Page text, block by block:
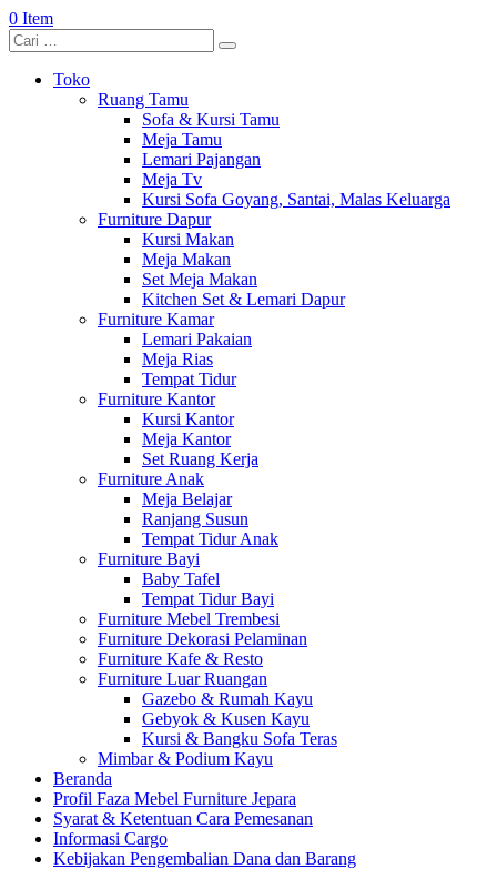
0 Item
Toko
Ruang Tamu
Sofa & Kursi Tamu
Meja Tamu
Lemari Pajangan
Meja Tv
Kursi Sofa Goyang, Santai, Malas Keluarga
Furniture Dapur
Kursi Makan
Meja Makan
Set Meja Makan
Kitchen Set & Lemari Dapur
Furniture Kamar
Lemari Pakaian
Meja Rias
Tempat Tidur
Furniture Kantor
Kursi Kantor
Meja Kantor
Set Ruang Kerja
Furniture Anak
Meja Belajar
Ranjang Susun
Tempat Tidur Anak
Furniture Bayi
Baby Tafel
Tempat Tidur Bayi
Furniture Mebel Trembesi
Furniture Dekorasi Pelaminan
Furniture Kafe & Resto
Furniture Luar Ruangan
Gazebo & Rumah Kayu
Gebyok & Kusen Kayu
Kursi & Bangku Sofa Teras
Mimbar & Podium Kayu
Beranda
Profil Faza Mebel Furniture Jepara
Syarat & Ketentuan Cara Pemesanan
Informasi Cargo
Kebijakan Pengembalian Dana dan Barang